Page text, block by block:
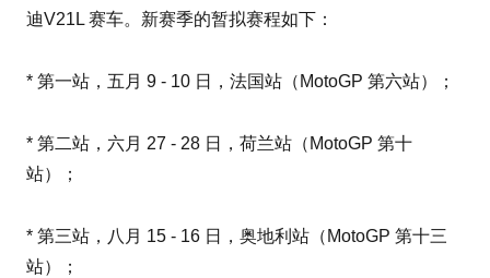
迪V21L 赛车。新赛季的暂拟赛程如下：
* 第一站，五月 9 - 10 日，法国站（MotoGP 第六站）；
* 第二站，六月 27 - 28 日，荷兰站（MotoGP 第十
站）；
* 第三站，八月 15 - 16 日， 奥地利站（MotoGP 第十三
站）；